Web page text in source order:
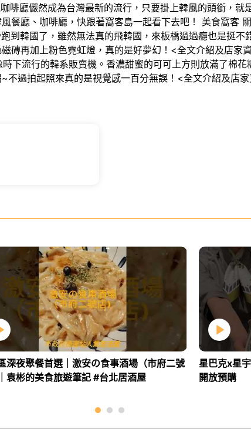
廳儼然成為台灣最新的流行，只要掛上韓風的頭銜，就
餐廳、咖啡廳，快跟著窩客島一起看下去吧！ 美食窩客
到韓國了，雖然無法真的飛韓國，來板橋過過癮也是挺不
磚再加上粉色霓虹燈，真的是好夢幻！<全文介紹及店家
下流行的韓系販賣機。香濃甜蜜的可可上方則放滿了棉花
不過拍起照來真的是視覺感一百分無誤！<全文介紹及店
深夜聚餐首選｜激安の食事酒場（市府二號
袁彬的美食旅遊筆記 #台北居酒屋
星巴克x星
開放預購